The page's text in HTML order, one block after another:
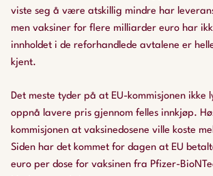
viste seg å være atskillig mindre har
men vaksiner for flere milliarder euro har
innholdet i de reforhandlede avtalene er
kjent.
Det meste tyder på at EU-kommisjonen ikke
oppnå lavere pris gjennom felles innkjøp.
kommisjonen at vaksinedosene ville koste
Siden har det kommet for dagen at EU
euro per dose for vaksinen fra Pfizer-